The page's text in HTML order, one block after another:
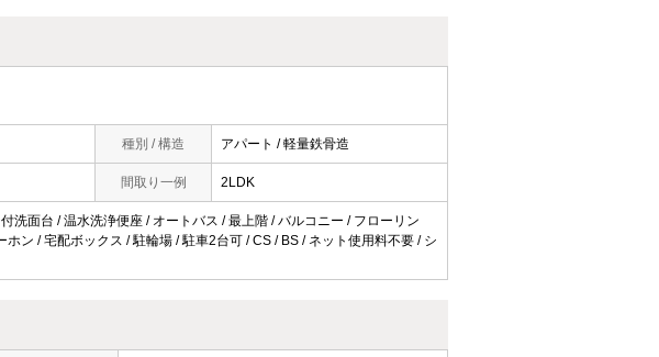
種別 / 構造 アパート / 軽量鉄骨造
間取り一例 2LDK
洗面台 / 温水洗浄便座 / オートバス / 最上階 / バルコニー / フローリン
ン / 宅配ボックス / 駐輪場 / 駐車2台可 / CS / BS / ネット使用料不要 / シ